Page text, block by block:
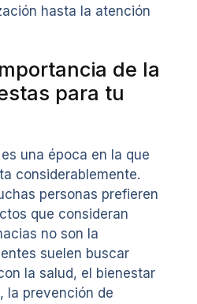
hasta la atención
de la
para tu
una época en la que
considerablemente.
personas prefieren
que consideran
no son la
suelen buscar
la salud, el bienestar
la prevención de